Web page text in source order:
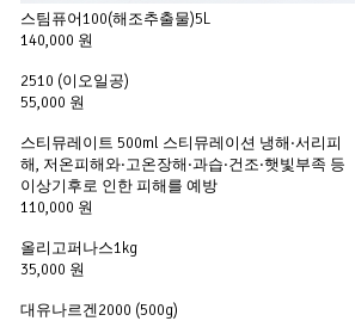
스팀퓨어100(해조추출물)5L
140,000 원
2510 (이오일공)
55,000 원
스티뮤레이트 500ml 스티뮤레이션 냉해·서리피
해, 저온피해와·고온장해·과습·건조·햇빛부족 등
이상기후로 인한 피해를 예방
110,000 원
올리고퍼나스1kg
35,000 원
대유나르겐2000 (500g)